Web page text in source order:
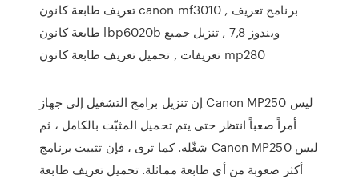
تعريف طابعة كانون canon mf3010 , برنامج تعريف
طابعة كانون lbp6020b ويندوز 7,8 , تنزيل جميع
تعريفات , تحميل تعريف طابعة كانون mp280
إن تنزيل برامج التشغيل إلى جهاز Canon MP250 ليس
أمراً صعباً انتظر حتى يتم تحميل المثبّت بالكامل ، ثم
شغّله. كما ترى ، فإن تثبيت برنامج Canon MP250 ليس
أكثر صعوبة من أي طابعة مماثلة. تحميل تعريف طابعة